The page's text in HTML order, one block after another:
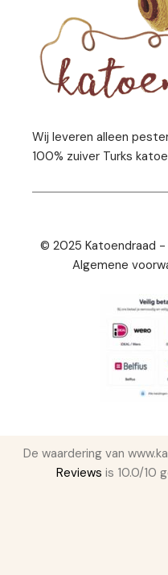
Wij leveren alleen
100% zuiver Turks
© 2025 Katoendraad
Algemene
De waardering van
Reviews is 10.0/10